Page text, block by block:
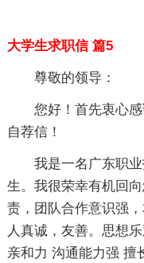
大学生求职信 篇5
尊敬的领导：
您好！首先衷心
自荐信！
我是一名广东职
生。我很荣幸有机回
责，团队合作意识强
人真诚，友善。思想
亲和力 沟通能力强 擅